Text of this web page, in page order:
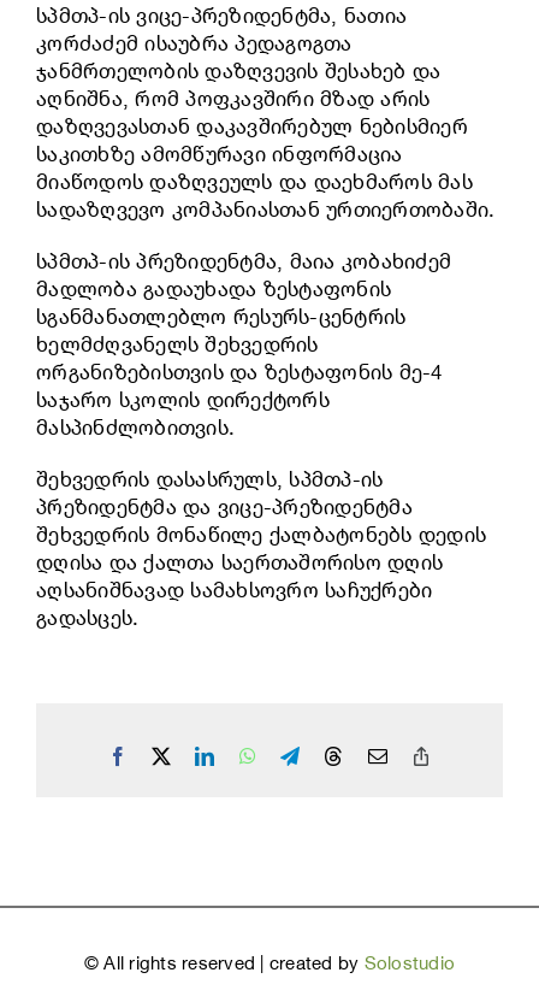
სპმთპ-ის ვიცე-პრეზიდენტმა, ნათია
კორძაძემ ისაუბრა პედაგოგთა
ჯანმრთელობის დაზღვევის შესახებ და
აღნიშნა, რომ პოფკავშირი მზად არის
დაზღვევასთან დაკავშირებულ ნებისმიერ
საკითხზე ამომწურავი ინფორმაცია
მიაწოდოს დაზღვეულს და დაეხმაროს მას
სადაზღვევო კომპანიასთან ურთიერთობაში.
სპმთპ-ის პრეზიდენტმა, მაია კობახიძემ
მადლობა გადაუხადა ზესტაფონის
სგანმანათლებლო რესურს-ცენტრის
ხელმძღვანელს შეხვედრის
ორგანიზებისთვის და ზესტაფონის მე-4
საჯარო სკოლის დირექტორს
მასპინძლობითვის.
შეხვედრის დასასრულს, სპმთპ-ის
პრეზიდენტმა და ვიცე-პრეზიდენტმა
შეხვედრის მონაწილე ქალბატონებს დედის
დღისა და ქალთა საერთაშორისო დღის
აღსანიშნავად სამახსოვრო საჩუქრები
გადასცეს.
Facebook LinkedInWhatsApp
TelegramThreadsEmail
©All rights reserved | created by Solostudio